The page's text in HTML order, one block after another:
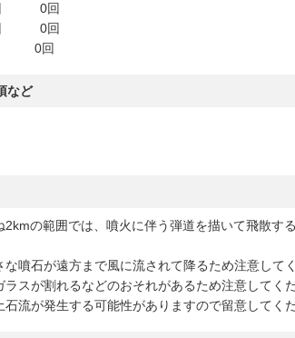
回
回
0回
など
の範囲では、噴火に伴う弾道を描いて飛散す
噴石が遠方まで風に流されて降るため注意してく
スが割れるなどのおそれがあるため注意してくだ
流が発生する可能性がありますので留意してくだ